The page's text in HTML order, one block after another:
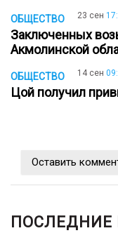
ОБЩЕСТВО 23 сен
Заключенных
Акмолинской
ОБЩЕСТВО 14 сен
Цой получил
Оставить
ПОСЛЕДНИЕ